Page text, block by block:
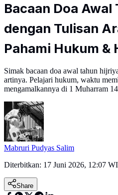
Bacaan Doa
dengan Tulisan
Pahami Hukum &
Simak bacaan doa awal tahun
artinya. Pelajari hukum, waktu
mengamalkannya di 1 Muharram
Mabruri Pudyas Salim
Diterbitkan: 17 Juni 2026, 12:07
Share